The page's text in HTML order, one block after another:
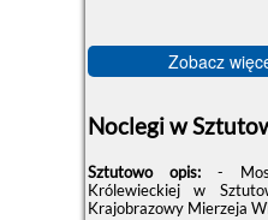
Zobacz
Noclegi w
Sztutowo opis: -
Królewieckiej w
Krajobrazowy Mierzeja